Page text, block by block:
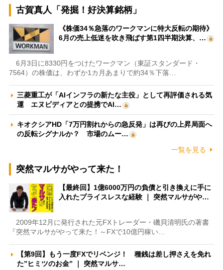
古賀真人「発掘！好決算銘柄」
《株価34％急落のワークマンに特大反転の期待》
6月の売上低迷を吹き飛ばす第1四半期決算、…
6月3日に8330円をつけたワークマン（東証スタンダード・
7564）の株価は、わずか1カ月あまりで約34％下落…
三菱重工が「AIインフラの新たな主役」として再評価される気
運 エヌビディアとの提携でAI…
キオクシアHD「7万円割れからの急反発」は再びの上昇局面へ
の反転シグナルか？ 市場のムー…
一覧を見る
突然マルサがやって来た！
【最終回】1億6000万円の負債と引き換えに手に
入れたプライスレスな経験 ｜ 突然マルサがや…
2009年12月に発行された元FXトレーダー・磯貝清明氏の著書
『突然マルサがやって来た！～FXで10億円稼い…
【第9回】もう一度FXでリベンジ！ 種銭は差し押さえを免れ
た”ヒミツのお金” ｜ 突然マルサ…